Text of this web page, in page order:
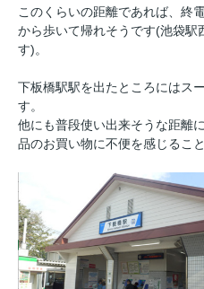
このくらいの距離であれば、終
から歩いて帰れそうです(池袋駅
す)。
下板橋駅駅を出たところにはス
す。
他にも普段使い出来そうな距離
品のお買い物に不便を感じるこ